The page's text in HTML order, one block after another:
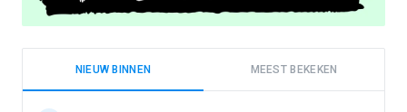
NIEUW BINNEN MEEST BEKEKEN